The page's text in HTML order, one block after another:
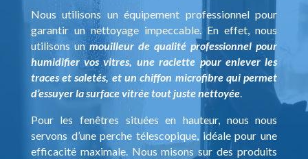
Nous utilisons un équipement professionnel pour
garantir un nettoyage impeccable. En effet, nous
utilisons un mouilleur de qualité professionnel pour
humidifier vos vitres, une raclette pour enlever les
traces et saletés, et un chiffon microfibre qui permet
d’essuyer la surface vitrée tout juste nettoyée.
Pour les fenêtres situées en hauteur, nous nous
servons d’une perche télescopique, idéale pour une
efficacité maximale. Nous misons sur des produits